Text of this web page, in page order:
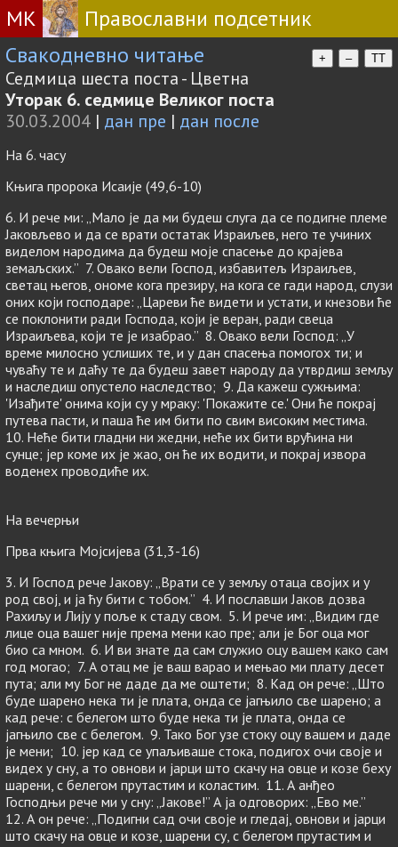
МК
Православни подсетник
Свакодневно читање
+ – TT
Седмица шеста поста - Цветна
Уторак 6. седмице Великог поста
30.03.2004 | дан пре | дан после
На 6. часу
Књига пророка Исаије (49,6-10)
6. И рече ми: „Мало је да ми будеш слуга да се подигне племе
Јаковљево и да се врати остатак Израиљев, него те учиних
виделом народима да будеш моје спасење до крајева
земаљских.” 7. Овако вели Господ, избавитељ Израиљев,
светац његов, ономе кога презиру, на кога се гади народ, слузи
оних који господаре: „Цареви ће видети и устати, и кнезови ће
се поклонити ради Господа, који је веран, ради свеца
Израиљева, који те је изабрао.” 8. Овако вели Господ: „У
време милосно услиших те, и у дан спасења помогох ти; и
чуваћу те и даћу те да будеш завет народу да утврдиш земљу
и наследиш опустело наследство; 9. Да кажеш сужњима:
'Изађите' онима који су у мраку: 'Покажите се.' Они ће покрај
путева пасти, и паша ће им бити по свим високим местима.
10. Неће бити гладни ни жедни, неће их бити врућина ни
сунце; јер коме их је жао, он ће их водити, и покрај извора
воденех проводиће их.
На вечерњи
Прва књига Мојсијева (31,3-16)
3. И Господ рече Јакову: „Врати се у земљу отаца својих и у
род свој, и ја ћу бити с тобом.” 4. И пославши Јаков дозва
Рахиљу и Лију у поље к стаду свом. 5. И рече им: „Видим где
лице оца вашег није према мени као пре; али је Бог оца мог
био са мном. 6. И ви знате да сам служио оцу вашем како сам
год могао; 7. А отац ме је ваш варао и мењао ми плату десет
пута; али му Бог не даде да ме оштети; 8. Кад он рече: „Што
буде шарено нека ти је плата, онда се јагњило све шарено; а
кад рече: с белегом што буде нека ти је плата, онда се
јагњило све с белегом. 9. Тако Бог узе стоку оцу вашем и даде
је мени; 10. јер кад се упаљиваше стока, подигох очи своје и
видех у сну, а то овнови и јарци што скачу на овце и козе беху
шарени, с белегом прутастим и коластим. 11. А анђео
Господњи рече ми у сну: „Јакове!” А ја одговорих: „Ево ме.”
12. А он рече: „Подигни сад очи своје и гледај, овнови и јарци
што скачу на овце и козе, шарени су, с белегом прутастим и